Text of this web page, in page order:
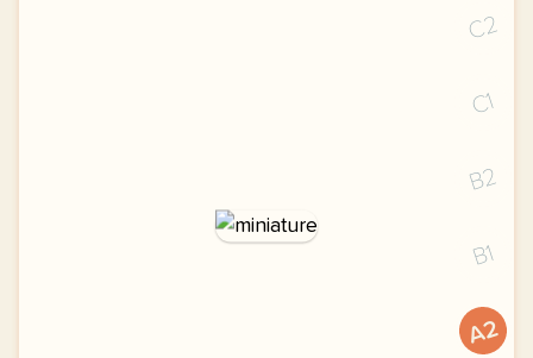
C2
C1
B2
B1
A2